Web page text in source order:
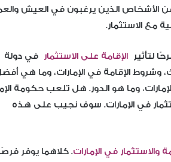
الأشخاص الذين يرغبون في العيش
مع الاستثمار.
لتأثير الإقامة على الاستثمار
في دولة
وشروط الإقامة في الإمارات، وما هي
وما هو الدور. هل تلعب حكومة
في الإمارات. سوف نجيب على هذه
والاستثمار في الإمارات. كلاهما يوفر